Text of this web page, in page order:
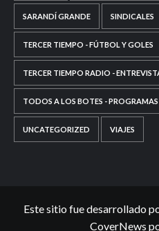
SARANDÍ GRANDE SINDICALES
TERCER TIEMPO - FÚTBOL Y GOLES
TERCER TIEMPO RADIO -
TODOS A LOS BOTES - PROGRAMAS
UNCATEGORIZED VIAJES
Este sitio fue desarrollado
CoverNews